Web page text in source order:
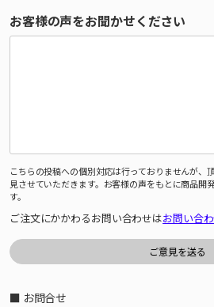
お客様の声をお聞かせください
こちらの投稿への個別対応は行っておりませんが、
見させていただきます。お客様の声をもとに商品開
す。
ご注文にかかわるお問い合わせはお問い合
■ お問合せ